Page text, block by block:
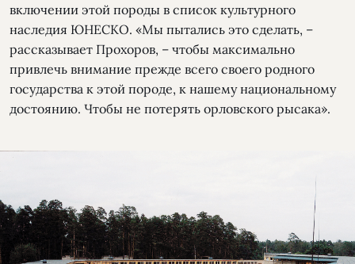
включении этой породы в список культурного
наследия ЮНЕСКО. «Мы пытались это сделать, –
рассказывает Прохоров, – чтобы максимально
привлечь внимание прежде всего своего родного
государства к этой породе, к нашему национальному
достоянию. Чтобы не потерять орловского рысака».